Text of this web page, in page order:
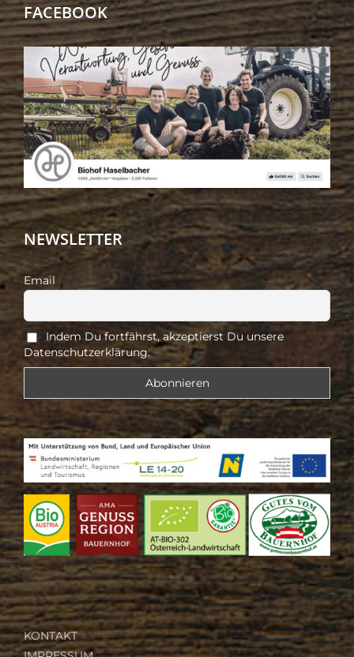
FACEBOOK
NEWSLETTER
Email
Indem Du fortfährst, akzeptierst Du unsere
Datenschutzerklärung.
KONTAKT